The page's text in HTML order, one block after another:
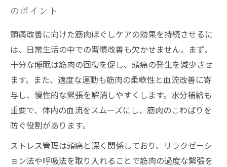
のポイント
頭痛改善に向けた筋肉ほぐしケアの効果を持続させるに
は、日常生活の中での習慣改善も欠かせません。まず、
十分な睡眠は筋肉の回復を促し、頭痛の発生を減少させ
ます。また、適度な運動も筋肉の柔軟性と血流改善に寄
与し、慢性的な緊張を解消しやすくします。水分補給も
重要で、体内の血流をスムーズにし、筋肉のこわばりを
防ぐ役割があります。
ストレス管理は頭痛と深く関係しており、リラクゼーシ
ョン法や呼吸法を取り入れることで筋肉の過度な緊張を